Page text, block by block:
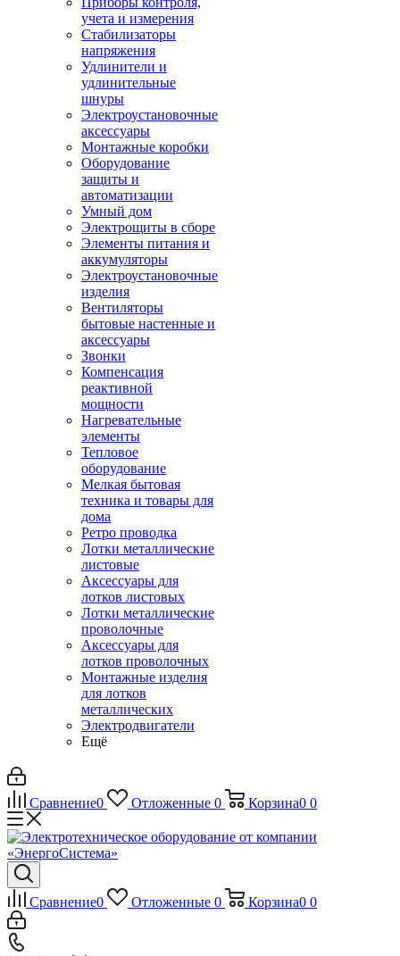
учета и измерения
Стабилизаторы
напряжения
Удлинители и
удлинительные
шнуры
Электроустановочные
аксессуары
Монтажные коробки
Оборудование
защиты и
автоматизации
Умный дом
Электрощиты в сборе
Элементы питания и
аккумуляторы
Электроустановочные
изделия
Вентиляторы
бытовые настенные и
аксессуары
Звонки
Компенсация
реактивной
мощности
Нагревательные
элементы
Тепловое
оборудование
Мелкая бытовая
техника и товары для
дома
Ретро проводка
Лотки металлические
листовые
Аксессуары для
лотков листовых
Лотки металлические
проволочные
Аксессуары для
лотков проволочных
Монтажные изделия
для лотков
металлических
Электродвигатели
Ещё
Сравнение0 Отложенные 0 Корзина0 0
Сравнение0 Отложенные 0 Корзина0 0